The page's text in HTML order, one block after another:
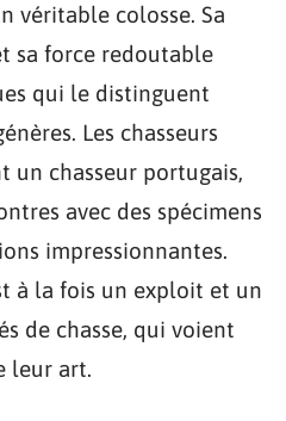
véritable colosse. Sa
sa force redoutable
qui le distinguent
Les chasseurs
un chasseur portugais,
avec des spécimens
impressionnantes.
à la fois un exploit et un
de chasse, qui voient
leur art.